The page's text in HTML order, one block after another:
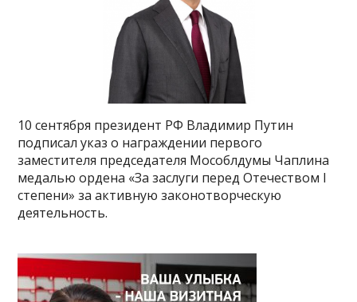
10 сентября президент РФ Владимир Путин
подписал указ о награждении первого
заместителя председателя Мособлдумы Чаплина
медалью ордена «За заслуги перед Отечеством I
степени» за активную законотворческую
деятельность.